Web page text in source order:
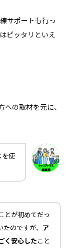
サポートも行っ
ピッタリといえ
への取材を元に、
を使
とが初めてだっ
のですが、 ア
く安心したこと